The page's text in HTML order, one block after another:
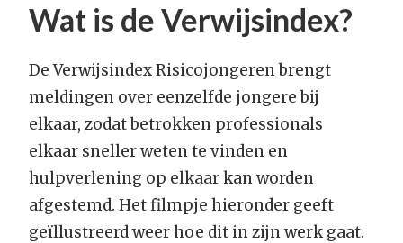
Wat is de Verwijsindex?
De Verwijsindex Risicojongeren brengt
meldingen over eenzelfde jongere bij
elkaar, zodat betrokken professionals
elkaar sneller weten te vinden en
hulpverlening op elkaar kan worden
afgestemd. Het filmpje hieronder geeft
geïllustreerd weer hoe dit in zijn werk gaat.